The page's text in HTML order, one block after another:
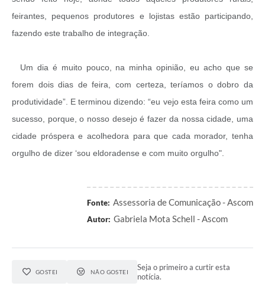
feirantes, pequenos produtores e lojistas estão participando,
fazendo este trabalho de integração.
Um dia é muito pouco, na minha opinião, eu acho que se
forem dois dias de feira, com certeza, teríamos o dobro da
produtividade”. E terminou dizendo: “eu vejo esta feira como um
sucesso, porque, o nosso desejo é fazer da nossa cidade, uma
cidade próspera e acolhedora para que cada morador, tenha
orgulho de dizer ‘sou eldoradense e com muito orgulho".
Fonte: Assessoria de Comunicação - Ascom
Autor: Gabriela Mota Schell - Ascom
GOSTEI NÃO GOSTEI
Seja o primeiro a curtir esta
notícia.